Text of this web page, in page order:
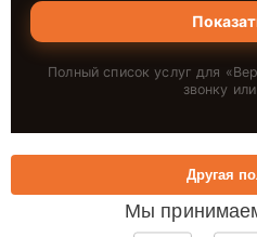
Полный список услуг для «
звонку
Мы
Другая